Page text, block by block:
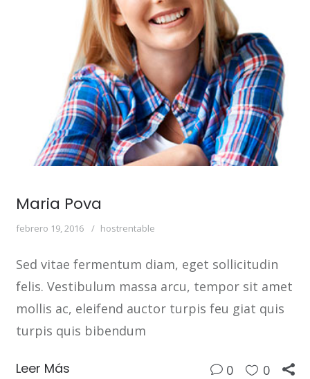
Maria Pova
febrero 19, 2016 hostrentable
Sed vitae fermentum diam, eget sollicitudin
felis. Vestibulum massa arcu, tempor sit amet
mollis ac, eleifend auctor turpis feu giat quis
turpis quis bibendum
Leer Más 0 0